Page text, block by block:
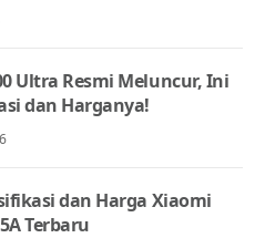
Ultra Resmi Meluncur, Ini
dan Harganya!
dan Harga Xiaomi
Terbaru